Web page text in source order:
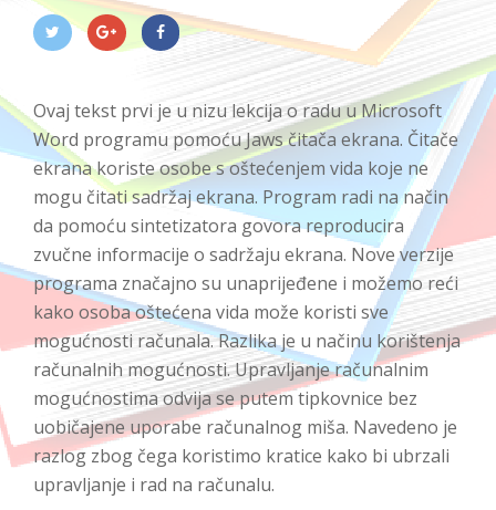
Ovaj tekst prvi je u nizu lekcija o radu u Microsoft
Word programu pomoću Jaws čitača ekrana. Čitače
ekrana koriste osobe s oštećenjem vida koje ne
mogu čitati sadržaj ekrana. Program radi na način
da pomoću sintetizatora govora reproducira
zvučne informacije o sadržaju ekrana. Nove verzije
programa značajno su unaprijeđene i možemo reći
kako osoba oštećena vida može koristi sve
mogućnosti računala. Razlika je u načinu korištenja
računalnih mogućnosti. Upravljanje računalnim
mogućnostima odvija se putem tipkovnice bez
uobičajene uporabe računalnog miša. Navedeno je
razlog zbog čega koristimo kratice kako bi ubrzali
upravljanje i rad na računalu.